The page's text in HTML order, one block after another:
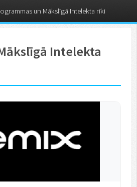
Intelekta
un Mākslīgā Intelekta rīki